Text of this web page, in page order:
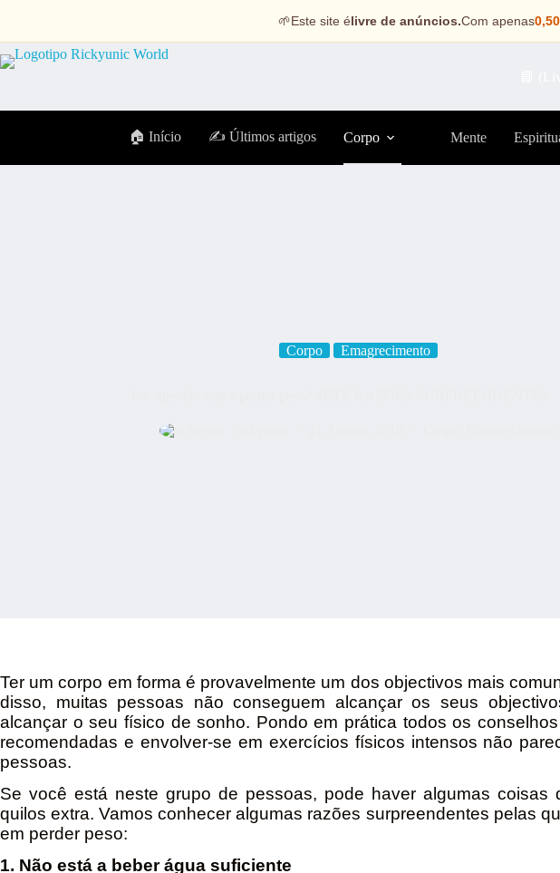
🌱Este site élivre de anúncios.Com apenas
🏠 Início ✍️ Últimos artigos Corpo Mente
Corpo Emagrecimento
Ter um corpo em forma é provavelmente um dos objectivos mais
disso, muitas pessoas não conseguem alcançar os seus
alcançar o seu físico de sonho. Pondo em prática todos os
recomendadas e envolver-se em exercícios físicos intensos não
pessoas.
Se você está neste grupo de pessoas, pode haver algumas coisas
quilos extra. Vamos conhecer algumas razões surpreendentes pelas
em perder peso:
1. Não está a beber água suficiente